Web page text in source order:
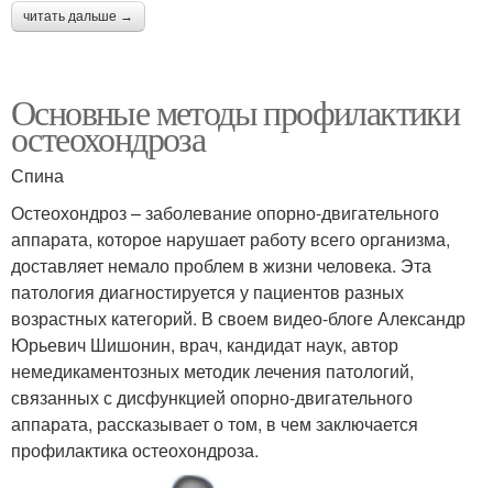
читать дальше →
Основные методы профилактики
остеохондроза
Спина
Остеохондроз – заболевание опорно-двигательного
аппарата, которое нарушает работу всего организма,
доставляет немало проблем в жизни человека. Эта
патология диагностируется у пациентов разных
возрастных категорий. В своем видео-блоге Александр
Юрьевич Шишонин, врач, кандидат наук, автор
немедикаментозных методик лечения патологий,
связанных с дисфункцией опорно-двигательного
аппарата, рассказывает о том, в чем заключается
профилактика остеохондроза.